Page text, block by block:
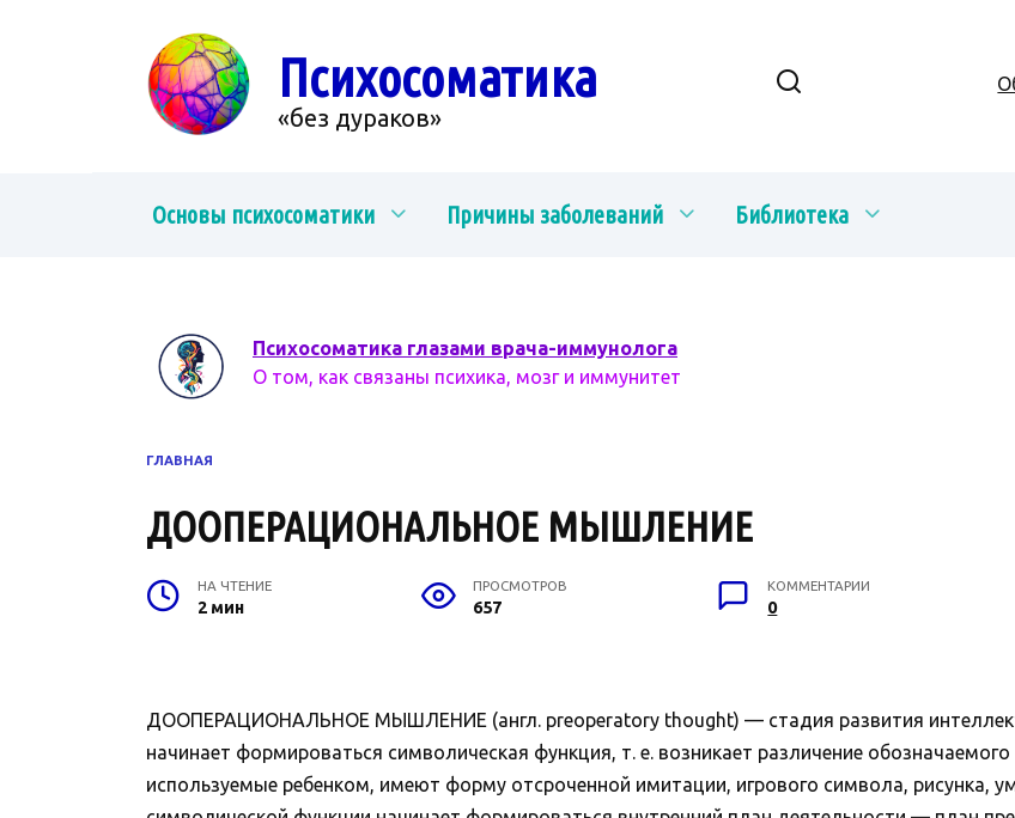
Психосоматика
«без дураков»
Основы психосоматики Причины заболеваний Библиотека
Психосоматика глазами врача-иммунолога
О том, как связаны психика, мозг и иммунитет
ГЛАВНАЯ
ДООПЕРАЦИОНАЛЬНОЕ МЫШЛЕНИЕ
НА ЧТЕНИЕ
2 мин
ПРОСМОТРОВ
657
КОММЕНТАРИИ
0
ДООПЕРАЦИОНАЛЬНОЕ МЫШЛЕНИЕ (англ. preoperatory thought) — стадия развития интеллекта
начинает формироваться символическая функция, т. е. возникает различение
используемые ребенком, имеют форму отсроченной имитации, игрового символа, рисунка,